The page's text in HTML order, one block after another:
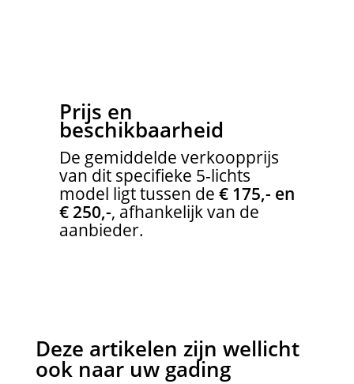
Prijs en
beschikbaarheid
De gemiddelde verkoopprijs
van dit specifieke 5-lichts
model ligt tussen de € 175,- en
€ 250,-, afhankelijk van de
aanbieder.
Deze artikelen zijn wellicht
ook naar uw gading